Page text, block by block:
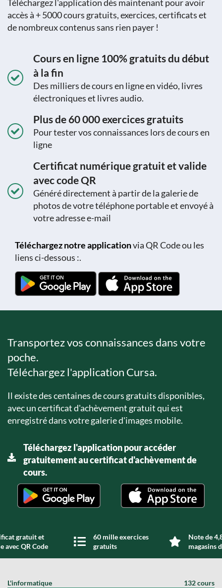
Téléchargez l'application dès maintenant pour avoir
accès à + 5000 cours gratuits, exercices, certificats et
de nombreux contenus sans rien payer !
Cours en ligne 100% gratuits du début
à la fin
Des milliers de cours en ligne en vidéo, livres
électroniques et livres audio.
Plus de 60 000 exercices gratuits
Pour tester vos connaissances lors de cours en
ligne
Certificat numérique gratuit et valide
avec code QR
Généré directement à partir de la galerie de
photos de votre téléphone portable et envoyé à
votre adresse e-mail
Téléchargez notre applicationvia QR Code ou les
liens ci-dessous :.
Transportez vos connaissances dans votre
poche.
Téléchargez l'application Cursa.
Il existe des centaines de cours gratuits disponibles,
avec un certificat d'achèvement gratuit qui est
enregistré dans votre galerie d'images mobile.
Téléchargez l'application pour accéder
gratuitement au certificat d'achèvement de
cours.
gratuit et
avec QR Code
60 mille exercices
gratuits
Note de
magasins
L'informatique 132 cours